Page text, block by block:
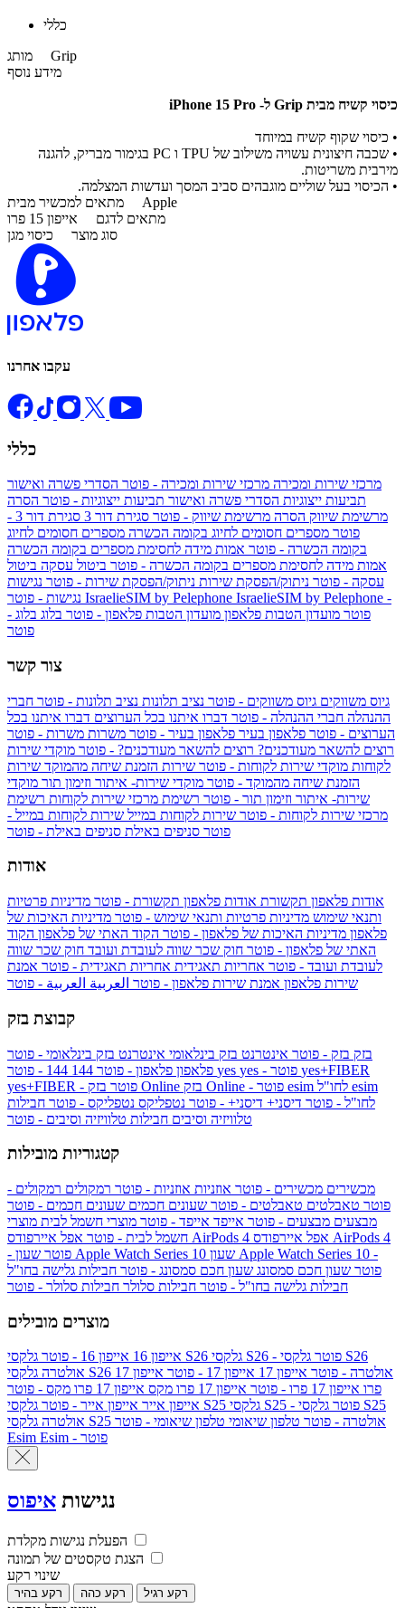
כללי
מותג Grip
מידע נוסף
כיסוי קשיח מבית Grip ל- iPhone 15 Pro
• כיסוי שקוף קשיח במיוחד
• שכבה חיצונית עשויה משילוב של TPU ו PC בגימור מבריק, להגנה
מירבית משריטות.
• הכיסוי בעל שוליים מוגבהים סביב המסך ועדשות המצלמה.
מתאים למכשיר מבית Apple
מתאים לדגם אייפון 15 פרו
סוג מוצר כיסוי מגן
עקבו אחרנו
כללי
מרכזי שירות ומכירה מרכזי שירות ומכירה - פוטר הסדרי פשרה ואישור
תביעות ייצוגיות הסדרי פשרה ואישור תביעות ייצוגיות - פוטר הסרה
מרשימת שיווק הסרה מרשימת שיווק - פוטר סגירת דור 3
סגירת דור 3 -
פוטר מספרים חסומים לחיוג בקומה הכשרה מספרים חסומים לחיוג
בקומה הכשרה - פוטר אמות מידה לחסימת מספרים בקומה הכשרה
אמות מידה לחסימת מספרים בקומה הכשרה - פוטר ביטול עסקה ביטול
עסקה - פוטר ניתוק/הפסקת שירות ניתוק/הפסקת שירות - פוטר נגישות
IsraelieSIM by Pelephone IsraelieSIM by Pelephone -
פוטר מועדון הטבות פלאפון מועדון הטבות פלאפון - פוטר בלוג בלוג -
פוטר
צור קשר
גיוס משווקים גיוס משווקים - פוטר נציב תלונות נציב תלונות - פוטר חברי
ההנהלה חברי ההנהלה - פוטר דברו איתנו בכל הערוצים דברו איתנו בכל
הערוצים - פוטר פלאפון בעיר פלאפון בעיר - פוטר משרות משרות - פוטר
רוצים להשאר מעודכנים? רוצים להשאר מעודכנים? - פוטר מוקדי שירות
לקוחות מוקדי שירות לקוחות - פוטר שירות הזמנת שיחה מהמוקד שירות
הזמנת שיחה מהמוקד - פוטר מוקדי שירות- איתור וזימון תור מוקדי
שירות- איתור וזימון תור - פוטר רשימת מרכזי שירות לקוחות רשימת
מרכזי שירות לקוחות - פוטר שירות לקוחות במייל שירות לקוחות במייל -
פוטר סניפים באילת סניפים באילת - פוטר
אודות
אודות פלאפון תקשורת אודות פלאפון תקשורת - פוטר מדיניות פרטיות
ותנאי שימוש מדיניות פרטיות ותנאי שימוש - פוטר מדיניות האיכות של
פלאפון מדיניות האיכות של פלאפון - פוטר הקוד האתי של פלאפון הקוד
האתי של פלאפון - פוטר חוק שכר שווה לעובדת ועובד חוק שכר שווה
לעובדת ועובד - פוטר אחריות תאגידית אחריות תאגידית - פוטר אמנת
שירות פלאפון אמנת שירות פלאפון - פוטר العربية العربية - פוטר
קבוצת בזק
בזק בזק - פוטר אינטרנט בזק בינלאומי אינטרנט בזק בינלאומי - פוטר
פלאפון פלאפון - פוטר 144 yes
yes+FIBER
yes+FIBER - פוטר בזק Online
esim
לחו"ל - פוטר דיסני+ דיסני+ - פוטר נטפליקס נטפליקס - פוטר חבילות
טלוויזיה וסיבים חבילות טלוויזיה וסיבים - פוטר
קטגוריות מובילות
מכשירים מכשירים - פוטר אוזניות אוזניות - פוטר רמקולים רמקולים -
פוטר טאבלטים טאבלטים - פוטר שעונים חכמים שעונים חכמים - פוטר
מבצעים מבצעים - פוטר אייפד אייפד - פוטר מוצרי חשמל לבית מוצרי
חשמל לבית - פוטר אפל איירפודס AirPods 4 אפל איירפודס AirPods 4
- פוטר שעון Apple Watch Series 10 שעון Apple Watch Series 10 -
פוטר שעון חכם סמסונג שעון חכם סמסונג - פוטר חבילות גלישה בחו"ל
חבילות גלישה בחו"ל - פוטר חבילות סלולר חבילות סלולר - פוטר
מוצרים מובילים
אייפון 16 אייפון 16 - פוטר גלקסי S26 גלקסי S26 - פוטר גלקסי S26
אולטרה
גלקסי S26 אולטרה - פוטר אייפון 17 אייפון 17 - פוטר
אייפון 17
פרו אייפון 17 פרו - פוטר אייפון 17 פרו מקס
אייפון 17 פרו מקס - פוטר
אייפון אייר אייפון אייר - פוטר גלקסי S25 גלקסי S25 - פוטר גלקסי S25
אולטרה
גלקסי S25 אולטרה - פוטר טלפון שיאומי טלפון שיאומי - פוטר
Esim
Esim - פוטר
נגישות איפוס
הפעלת נגישות מקלדת
הצגת טקסטים של תמונה
שינוי רקע
רקע בהיר רקע כהה רקע רגיל